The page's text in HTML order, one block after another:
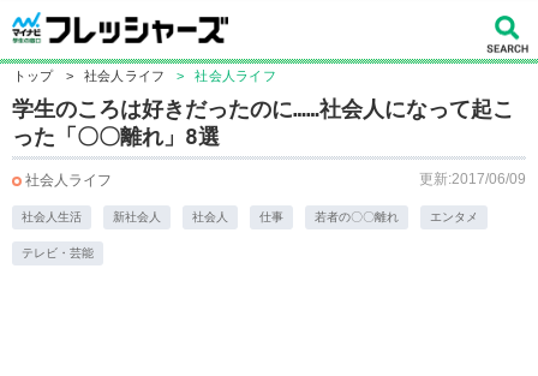
トップ > 社会人ライフ > 社会人ライフ
学生のころは好きだったのに……社会人になって起こ
った「〇〇離れ」8選
社会人ライフ 更新:2017/06/09
社会人生活 新社会人 社会人 仕事 若者の〇〇離れ エンタメ
テレビ・芸能